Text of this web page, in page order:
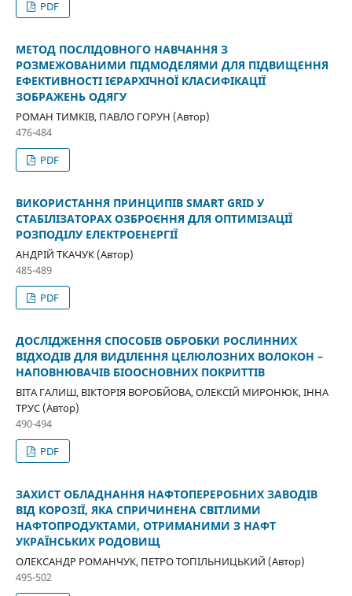
PDF
МЕТОД ПОСЛІДОВНОГО НАВЧАННЯ З
РОЗМЕЖОВАНИМИ ПІДМОДЕЛЯМИ ДЛЯ ПІДВИЩЕННЯ
ЕФЕКТИВНОСТІ ІЄРАРХІЧНОЇ КЛАСИФІКАЦІЇ
ЗОБРАЖЕНЬ ОДЯГУ
РОМАН ТИМКІВ, ПАВЛО ГОРУН (Автор)
476-484
PDF
ВИКОРИСТАННЯ ПРИНЦИПІВ SMART GRID У
СТАБІЛІЗАТОРАХ ОЗБРОЄННЯ ДЛЯ ОПТИМІЗАЦІЇ
РОЗПОДІЛУ ЕЛЕКТРОЕНЕРГІЇ
АНДРІЙ ТКАЧУК (Автор)
485-489
PDF
ДОСЛІДЖЕННЯ СПОСОБІВ ОБРОБКИ РОСЛИННИХ
ВІДХОДІВ ДЛЯ ВИДІЛЕННЯ ЦЕЛЮЛОЗНИХ ВОЛОКОН –
НАПОВНЮВАЧІВ БІООСНОВНИХ ПОКРИТТІВ
ВІТА ГАЛИШ, ВІКТОРІЯ ВОРОБЙОВА, ОЛЕКСІЙ МИРОНЮК, ІННА
ТРУС (Автор)
490-494
PDF
ЗАХИСТ ОБЛАДНАННЯ НАФТОПЕРЕРОБНИХ ЗАВОДІВ
ВІД КОРОЗІЇ, ЯКА СПРИЧИНЕНА СВІТЛИМИ
НАФТОПРОДУКТАМИ, ОТРИМАНИМИ З НАФТ
УКРАЇНСЬКИХ РОДОВИЩ
ОЛЕКСАНДР РОМАНЧУК, ПЕТРО ТОПІЛЬНИЦЬКИЙ (Автор)
495-502